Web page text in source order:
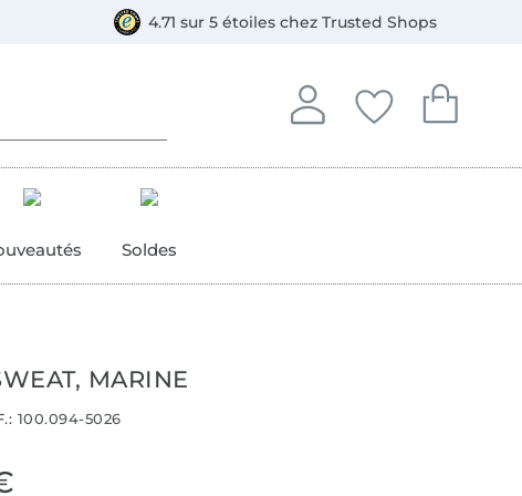
4.71 sur 5 étoiles chez Trusted Shops
Se connecter
Se connecter à votre
Mes favoris
Vous avez
Mon
Vous avez
Soldes
MARINE
100.094-5026
Bancontact